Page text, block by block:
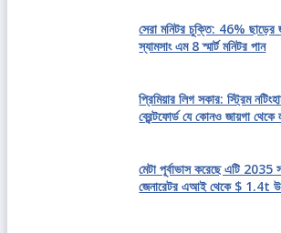
সেরা মনিটর চুক্তি: 46% ছাড়ের
স্যামসাং এম 8 স্মার্ট মনিটর পান
প্রিমিয়ার লিগ সকার: স্ট্রিম
ব্রেন্টফোর্ড যে কোনও জায়গা থেকে
মেটা পূর্বাভাস করেছে এটি 2035
জেনারেটর এআই থেকে $ 1.4t